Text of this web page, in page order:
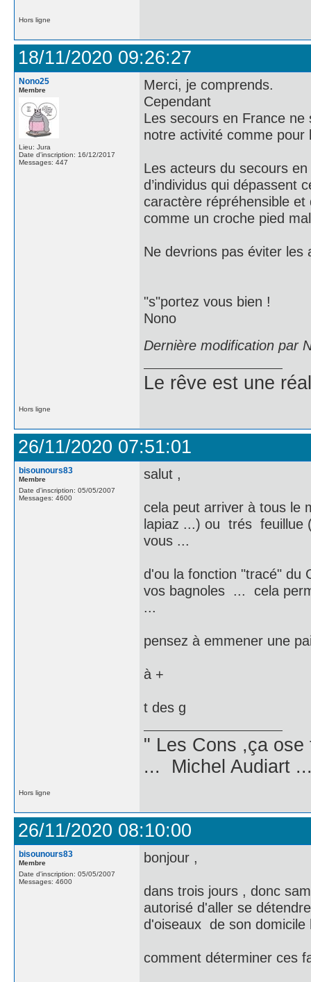
Hors ligne
18/11/2020 09:26:27
Nono25
Membre
Lieu: Jura
Date d'inscription: 16/12/2017
Messages: 447
Merci, je comprends.
Cependant
Les secours en France
notre activité comme
Les acteurs du secours
d’individus qui dépassent
caractère répréhensible
comme un croche pied
Ne devrions pas éviter les
"s"portez vous bien !
Nono
Dernière modification par
Le rêve est une
Hors ligne
26/11/2020 07:51:01
bisounours83
Membre
Date d'inscription: 05/05/2007
Messages: 4600
salut ,
cela peut arriver à tous le
lapiaz ...) ou trés feuillue
vous ...
d'ou la fonction "tracé" du
vos bagnoles ... cela
...
pensez à emmener une
à +
t des g
" Les Cons ,ça
... Michel Audiart
Hors ligne
26/11/2020 08:10:00
bisounours83
Membre
Date d'inscription: 05/05/2007
Messages: 4600
bonjour ,
dans trois jours , donc
autorisé d'aller se
d'oiseaux de son domicile
comment déterminer ces